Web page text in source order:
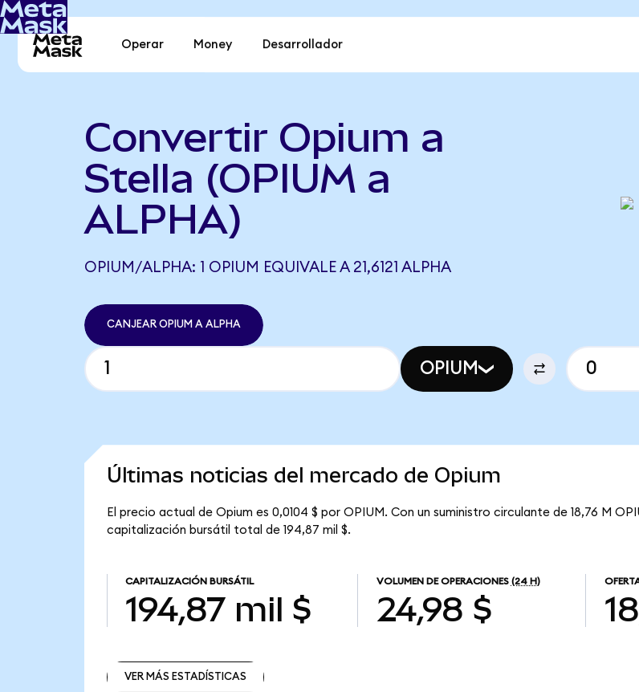
Operar Money Desarrollador
Convertir Opium a
Stella (OPIUM a
ALPHA)
OPIUM/ALPHA: 1 OPIUM EQUIVALE A 21,6121 ALPHA
CANJEAR OPIUM A ALPHA
OPIUM
Últimas noticias del mercado de Opium
El precio actual de Opium es 0,0104 $ por OPIUM. Con un suministro circulante de 18,76 M
capitalización bursátil total de 194,87 mil $.
CAPITALIZACIÓN BURSÁTIL
194,87 mil $
VOLUMEN DE OPERACIONES (24 H)
24,98 $
VER MÁS ESTADÍSTICAS